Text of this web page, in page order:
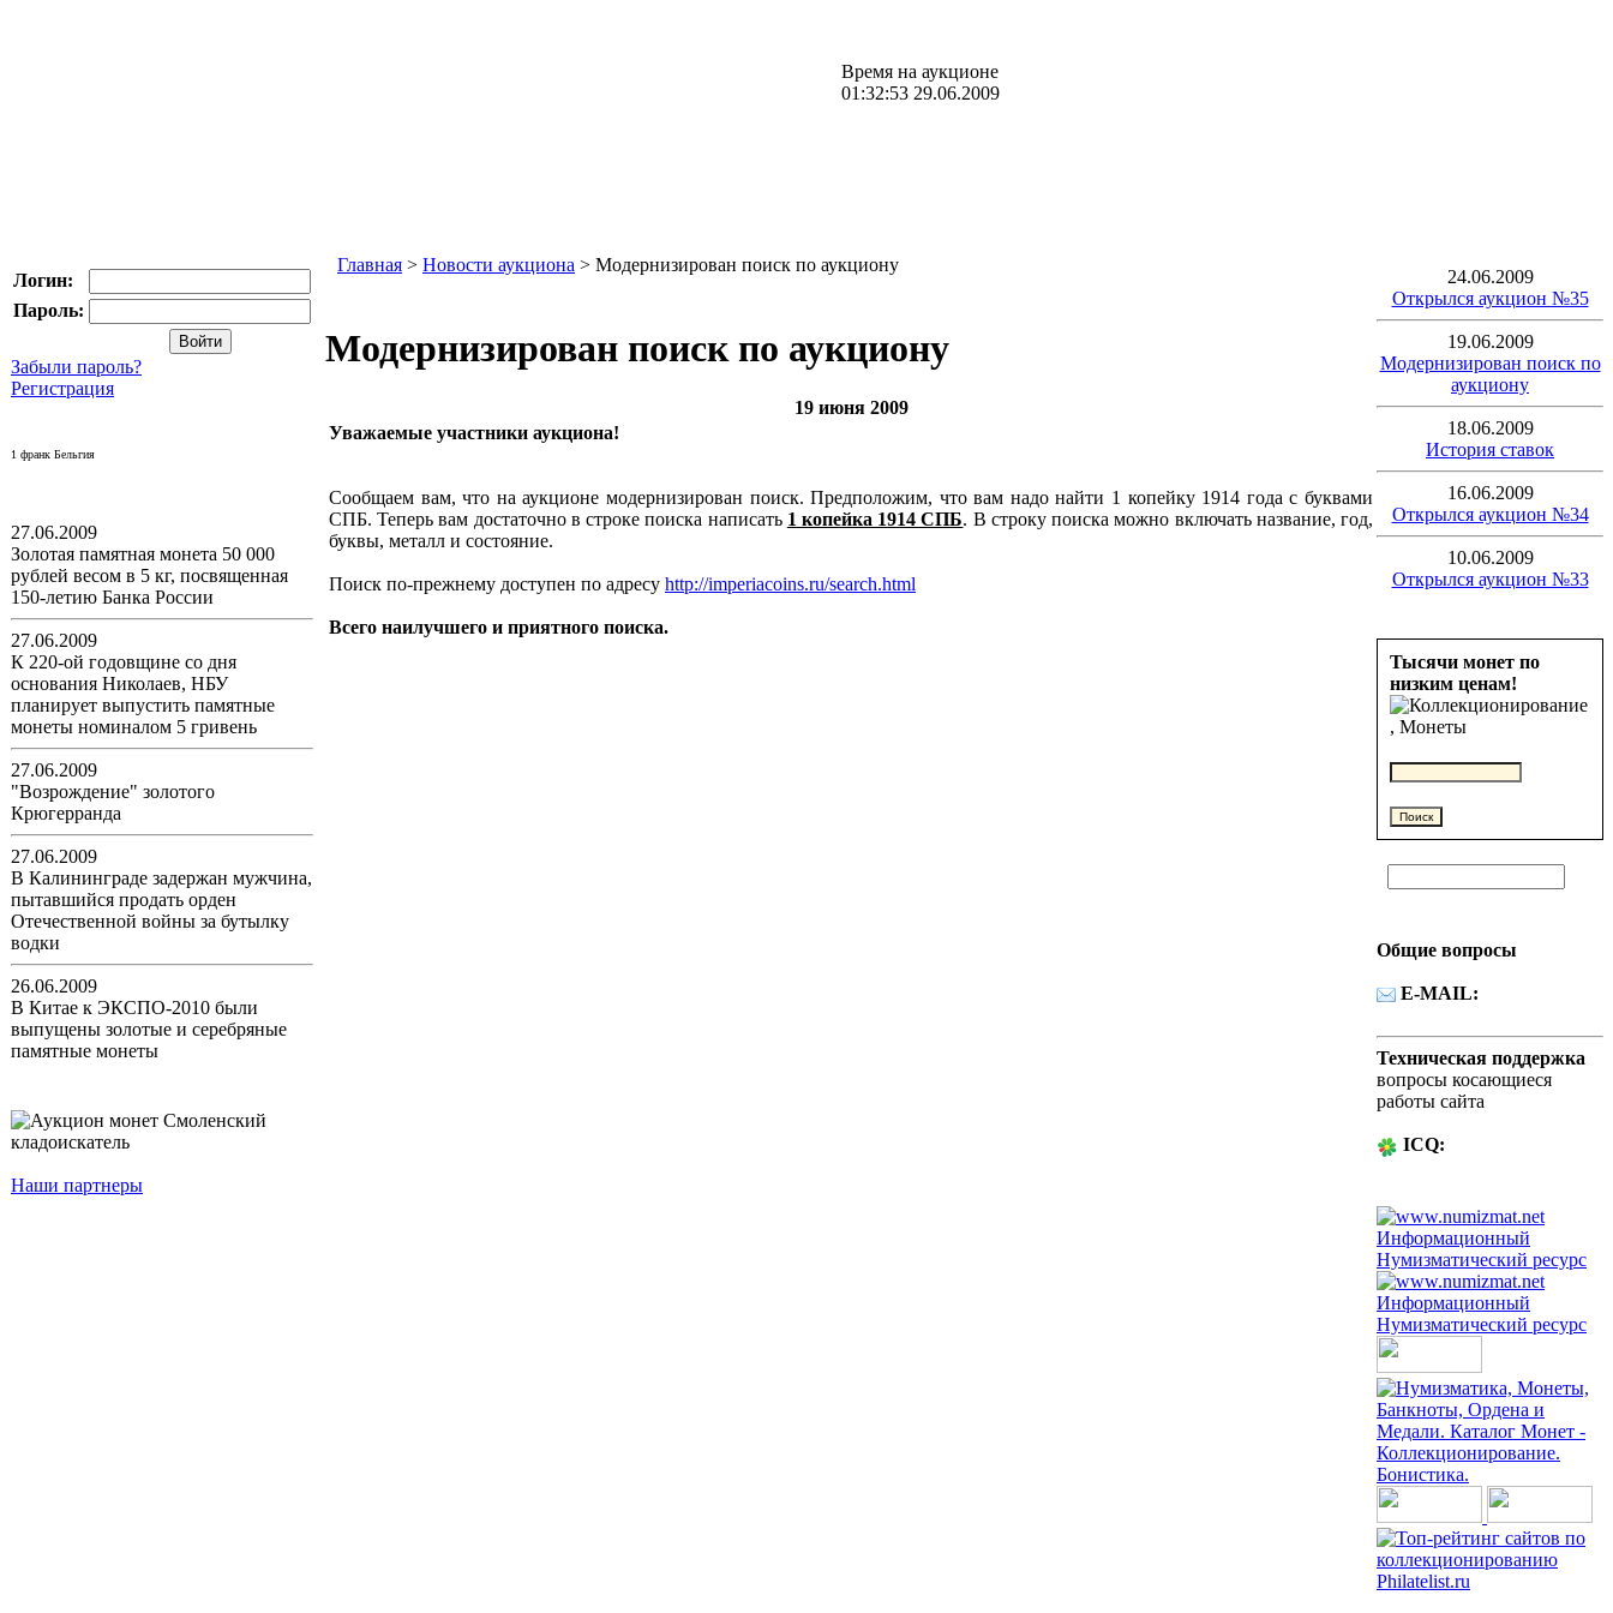
Время на аукционе
01:32:53 29.06.2009
Логин:
Пароль:
Забыли пароль?
Регистрация
1 франк Бельгия
27.06.2009
Золотая памятная монета 50 000
рублей весом в 5 кг, посвященная
150-летию Банка России
27.06.2009
К 220-ой годовщине со дня
основания Николаев, НБУ
планирует выпустить памятные
монеты номиналом 5 гривень
27.06.2009
"Возрождение" золотого
Крюгерранда
27.06.2009
В Калининграде задержан мужчина,
пытавшийся продать орден
Отечественной войны за бутылку
водки
26.06.2009
В Китае к ЭКСПО-2010 были
выпущены золотые и серебряные
памятные монеты
Наши партнеры
Главная > Новости аукциона > Модернизирован поиск по аукциону
Модернизирован поиск по аукциону
19 июня 2009
Уважаемые участники аукциона!
Сообщаем вам, что на аукционе модернизирован поиск. Предположим, что вам надо найти 1 копейку 1914 года с буквами
СПБ. Теперь вам достаточно в строке поиска написать 1 копейка 1914 СПБ. В строку поиска можно включать название, год,
буквы, металл и состояние.
Поиск по-прежнему доступен по адресу http://imperiacoins.ru/search.html
Всего наилучшего и приятного поиска.
24.06.2009
Открылся аукцион №35
19.06.2009
Модернизирован поиск по
аукциону
18.06.2009
История ставок
16.06.2009
Открылся аукцион №34
10.06.2009
Открылся аукцион №33
Тысячи монет по
низким ценам!
Общие вопросы
E-MAIL:
Техническая поддержка
вопросы косающиеся
работы сайта
ICQ: